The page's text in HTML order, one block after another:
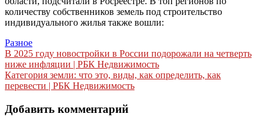
количеству собственников земель под строительство
индивидуального жилья также вошли:
Разное
Навигация
по
записям
В 2025 году новостройки в России подорожали на четверть
ниже инфляции | РБК Недвижимость
Категория земли: что это, виды, как определить, как
перевести | РБК Недвижимость
Добавить комментарий